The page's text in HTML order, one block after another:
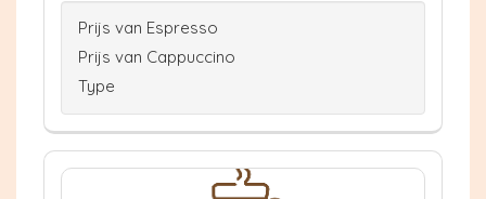
Prijs van Espresso
Prijs van Cappuccino
Type